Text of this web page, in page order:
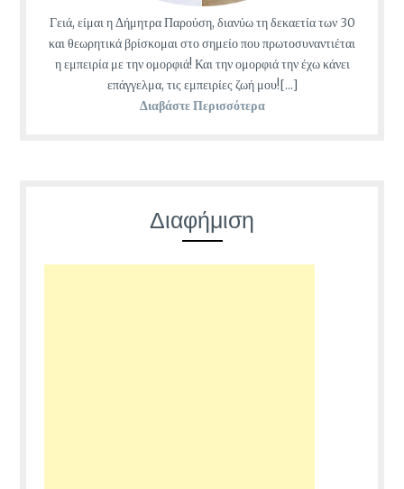
Γειά, είμαι η Δήμητρα Παρούση, διανύω τη δεκαετία των 30
και θεωρητικά βρίσκομαι στο σημείο που πρωτοσυναντιέται
η εμπειρία με την ομορφιά! Και την ομορφιά την έχω κάνει
επάγγελμα, τις εμπειρίες ζωή μου![...]
Διαβάστε Περισσότερα
Διαφήμιση